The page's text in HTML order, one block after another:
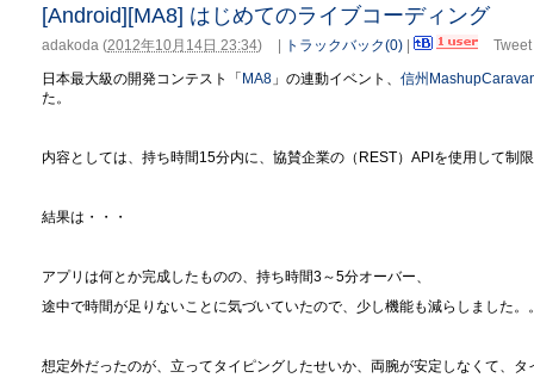
[Android][MA8] はじめてのライブコーディング
adakoda (2012年10月14日 23:34) トラックバック(0)
Tweet
日本最大級の開発コンテスト「 MA8 」の連動イベント、 信州
た。
内容としては、持ち時間15分内に、協賛企業の（REST）APIを使用して制
結果は・・・
アプリは何とか完成したものの、持ち時間3～5分オーバー、
途中で時間が足りないことに気づいていたので、少し機能も減らしました。
想定外だったのが、立ってタイピングしたせいか、両腕が安定しなくて、